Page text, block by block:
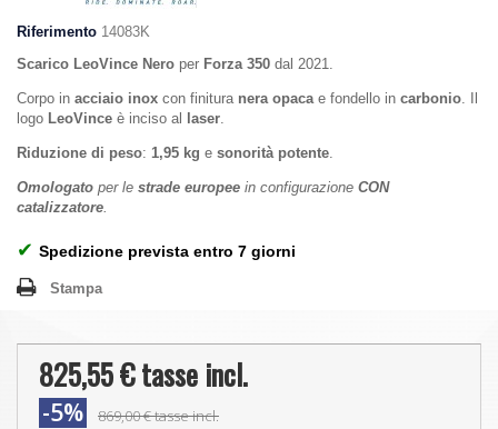
Riferimento 14083K
Scarico LeoVince Nero per Forza 350 dal 2021.
Corpo in acciaio inox con finitura nera opacae fondello in carbonio. Il
logo LeoVince è inciso al laser.
Riduzione di peso: 1,95 kg e sonorità potente.
Omologato per le strade europee in configurazione CON
catalizzatore.
✔ Spedizione prevista entro 7 giorni
Stampa
825,55 €tasse incl.
-5% 869,00 €tasse incl.